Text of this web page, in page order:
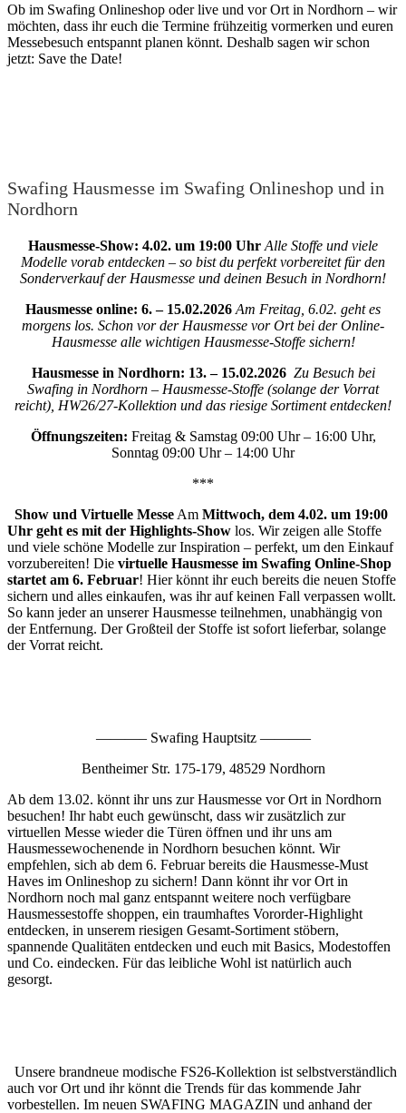
Ob im Swafing Onlineshop oder live und vor Ort in Nordhorn – wir
möchten, dass ihr euch die Termine frühzeitig vormerken und euren
Messebesuch entspannt planen könnt. Deshalb sagen wir schon
jetzt: Save the Date!
Swafing Hausmesse im Swafing Onlineshop und in
Nordhorn
Hausmesse-Show: 4.02. um 19:00 Uhr Alle Stoffe und viele
Modelle vorab entdecken – so bist du perfekt vorbereitet für den
Sonderverkauf der Hausmesse und deinen Besuch in Nordhorn!
Hausmesse online: 6. – 15.02.2026 Am Freitag, 6.02. geht es
morgens los. Schon vor der Hausmesse vor Ort bei der Online-
Hausmesse alle wichtigen Hausmesse-Stoffe sichern!
Hausmesse in Nordhorn: 13. – 15.02.2026 Zu Besuch bei
Swafing in Nordhorn – Hausmesse-Stoffe (solange der Vorrat
reicht), HW26/27-Kollektion und das riesige Sortiment entdecken!
Öffnungszeiten: Freitag & Samstag 09:00 Uhr – 16:00 Uhr,
Sonntag 09:00 Uhr – 14:00 Uhr
***
Show und Virtuelle Messe Am Mittwoch, dem 4.02. um 19:00
Uhr geht es mit der Highlights-Show los. Wir zeigen alle Stoffe
und viele schöne Modelle zur Inspiration – perfekt, um den Einkauf
vorzubereiten! Die virtuelle Hausmesse im Swafing Online-Shop
startet am 6. Februar! Hier könnt ihr euch bereits die neuen Stoffe
sichern und alles einkaufen, was ihr auf keinen Fall verpassen wollt.
So kann jeder an unserer Hausmesse teilnehmen, unabhängig von
der Entfernung. Der Großteil der Stoffe ist sofort lieferbar, solange
der Vorrat reicht.
———– Swafing Hauptsitz ———–
Bentheimer Str. 175-179, 48529 Nordhorn
Ab dem 13.02. könnt ihr uns zur Hausmesse vor Ort in Nordhorn
besuchen! Ihr habt euch gewünscht, dass wir zusätzlich zur
virtuellen Messe wieder die Türen öffnen und ihr uns am
Hausmessewochenende in Nordhorn besuchen könnt. Wir
empfehlen, sich ab dem 6. Februar bereits die Hausmesse-Must
Haves im Onlineshop zu sichern! Dann könnt ihr vor Ort in
Nordhorn noch mal ganz entspannt weitere noch verfügbare
Hausmessestoffe shoppen, ein traumhaftes Vororder-Highlight
entdecken, in unserem riesigen Gesamt-Sortiment stöbern,
spannende Qualitäten entdecken und euch mit Basics, Modestoffen
und Co. eindecken. Für das leibliche Wohl ist natürlich auch
gesorgt.
Unsere brandneue modische FS26-Kollektion ist selbstverständlich
auch vor Ort und ihr könnt die Trends für das kommende Jahr
vorbestellen. Im neuen SWAFING MAGAZIN und anhand der